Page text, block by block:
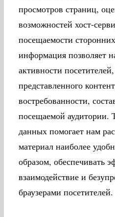
просмотров страниц,
возможностей хост-
посещаемости
информация позволяет
активности
представленного
востребованности,
посещаемой аудитории.
данных помогает нам
материал наиболее
образом, обеспечивать
взаимодействие и
браузерами посетителей.